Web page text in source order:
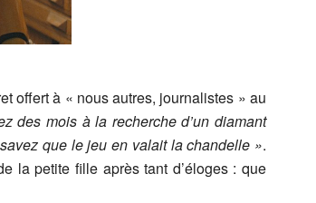
offert à « nous autres, journalistes » au
des mois à la recherche d’un diamant
que le jeu en valait la chandelle ».
la petite fille après tant d’éloges : que